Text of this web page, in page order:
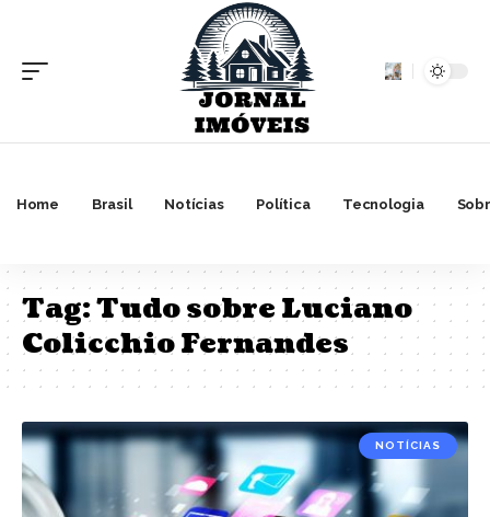
Home Brasil Notícias Política Tecnologia
Tag:Tudo sobre Luciano
Colicchio Fernandes
NOTÍCIAS